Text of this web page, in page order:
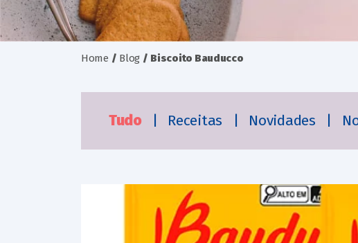
Home / Blog / Biscoito Bauducco
Tudo | Receitas | Novidades |